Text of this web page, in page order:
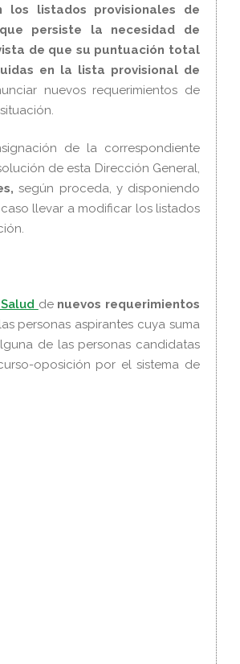
los listados provisionales de
persiste la necesidad de
de que su puntuación total
en la lista provisional de
nuevos requerimientos de
de la correspondiente
de esta Dirección General,
según proceda, y disponiendo
llevar a modificar los listados
de nuevos requerimientos
personas aspirantes cuya suma
de las personas candidatas
oposición por el sistema de